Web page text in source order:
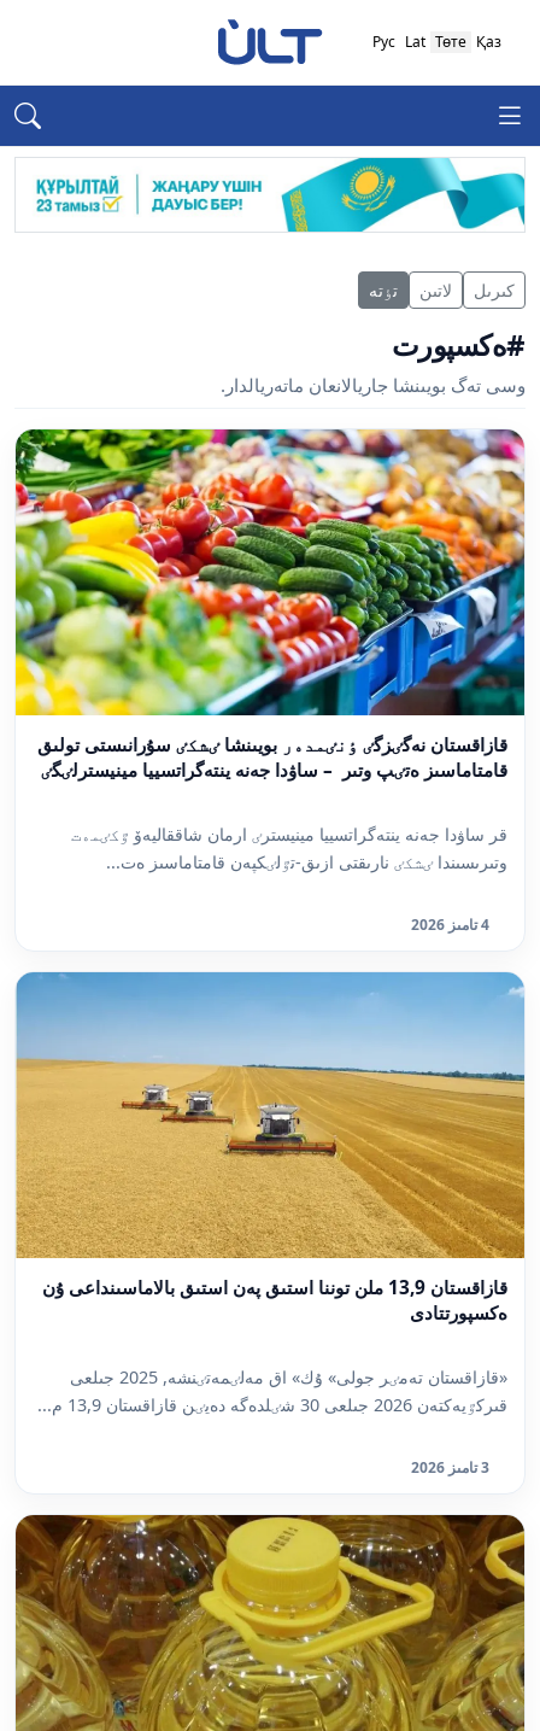
Қаз
Төте
Lat
Рус
كىرىل لاتىن تٶتە
#ەكسپورت
وسى تەگ بويىنشا جاريالانعان ماتەريالدار.
قازاقستان نەگٸزگٸ ٶنٸمدەر بويىنشا ٸشكٸ سۇرانىستى تولىق
قامتاماسىز ەتٸپ وتىر – ساۋدا جەنە ينتەگراتسييا مينيسترلٸگٸ
قر ساۋدا جەنە ينتەگراتسييا مينيسترٸ ارمان شاققاليەۆ ٷكٸمەت
وتىرىسىندا ٸشكٸ نارىقتى ازىق-تٷلٸكپەن قامتاماسىز ەت...
4 تامىز 2026
قازاقستان 13,9 ملن توننا استىق پەن استىق بالاماسىنداعى ۇن
ەكسپورتتادى
«قازاقستان تەمٸر جولى» ۇك» اق مەلٸمەتٸنشە, 2025 جىلعى
قىركٷيەكتەن 2026 جىلعى 30 شٸلدەگە دەيٸن قازاقستان 13,9 م...
3 تامىز 2026